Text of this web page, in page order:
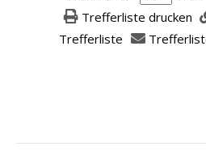
Trefferliste drucken
Trefferliste